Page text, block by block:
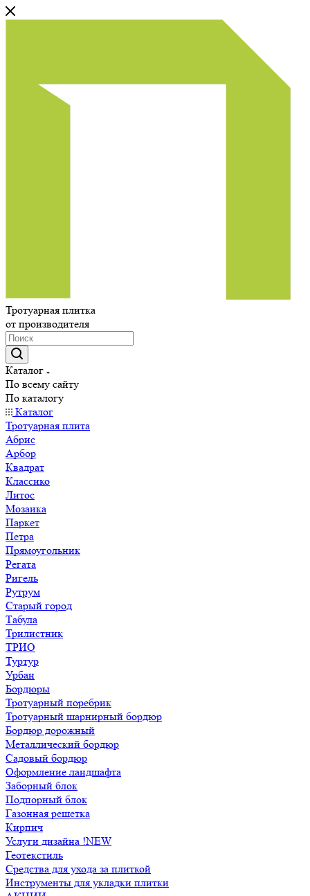
Тротуарная плитка
от производителя
Каталог
По всему сайту
По каталогу
Каталог
Тротуарная плита
Абрис
Арбор
Квадрат
Классико
Литос
Мозаика
Паркет
Петра
Прямоугольник
Регата
Ригель
Рутрум
Старый город
Табула
Трилистник
ТРИО
Туртур
Урбан
Бордюры
Тротуарный поребрик
Тротуарный шарнирный бордюр
Бордюр дорожный
Металлический бордюр
Садовый бордюр
Оформление ландшафта
Заборный блок
Подпорный блок
Газонная решетка
Кирпич
Услуги дизайна !NEW
Геотекстиль
Средства для ухода за плиткой
Инструменты для укладки плитки